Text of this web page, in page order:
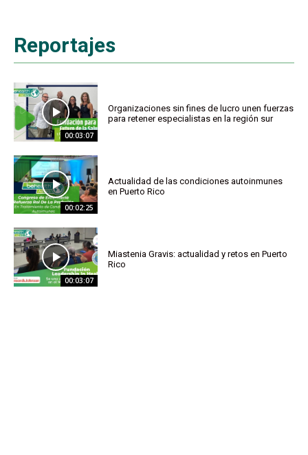
Reportajes
00:03:07
Organizaciones sin fines de lucro unen fuerzas
para retener especialistas en la región sur
00:02:25
Actualidad de las condiciones autoinmunes
en Puerto Rico
00:03:07
Miastenia Gravis: actualidad y retos en Puerto
Rico